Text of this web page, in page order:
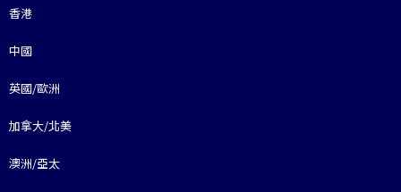
香港
中國
英國/歐洲
加拿大/北美
澳洲/亞太